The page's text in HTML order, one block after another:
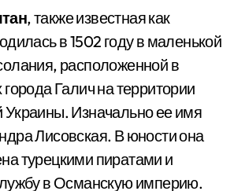
, также известная как
в 1502 году в маленькой
расположенной в
города Галич на территории
Изначально ее имя
Лисовская. В юности она
турецкими пиратами и
в Османскую империю.